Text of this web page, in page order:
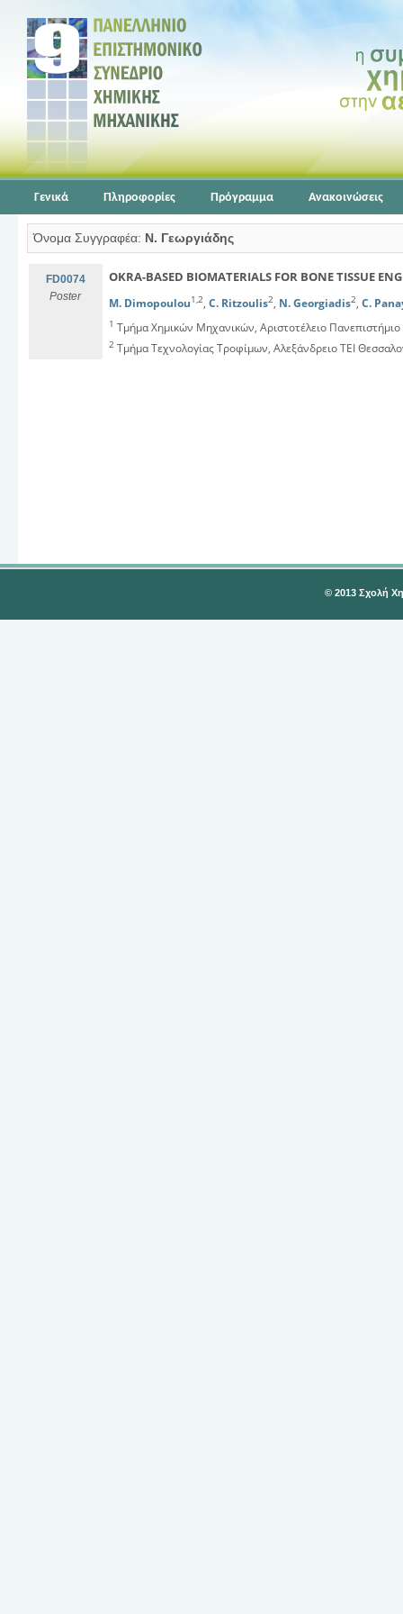
Γενικά Πληροφορίες Πρόγραμμα Ανακοινώσεις
Όνομα Συγγραφέα: Ν. Γεωργιάδης
FD0074
Poster
OKRA-BASED BIOMATERIALS FOR BONE TISSUE
M. Dimopoulou1,2, C. Ritzoulis2, N. Georgiadis2, C.
1 Τμήμα Χημικών Μηχανικών, Αριστοτέλειο
2 Τμήμα Τεχνολογίας Τροφίμων, Αλεξάνδρειο ΤΕΙ
© 2013 Σχολή